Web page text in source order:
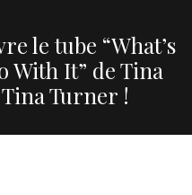
le tube “What’s
With It” de Tina
Turner !